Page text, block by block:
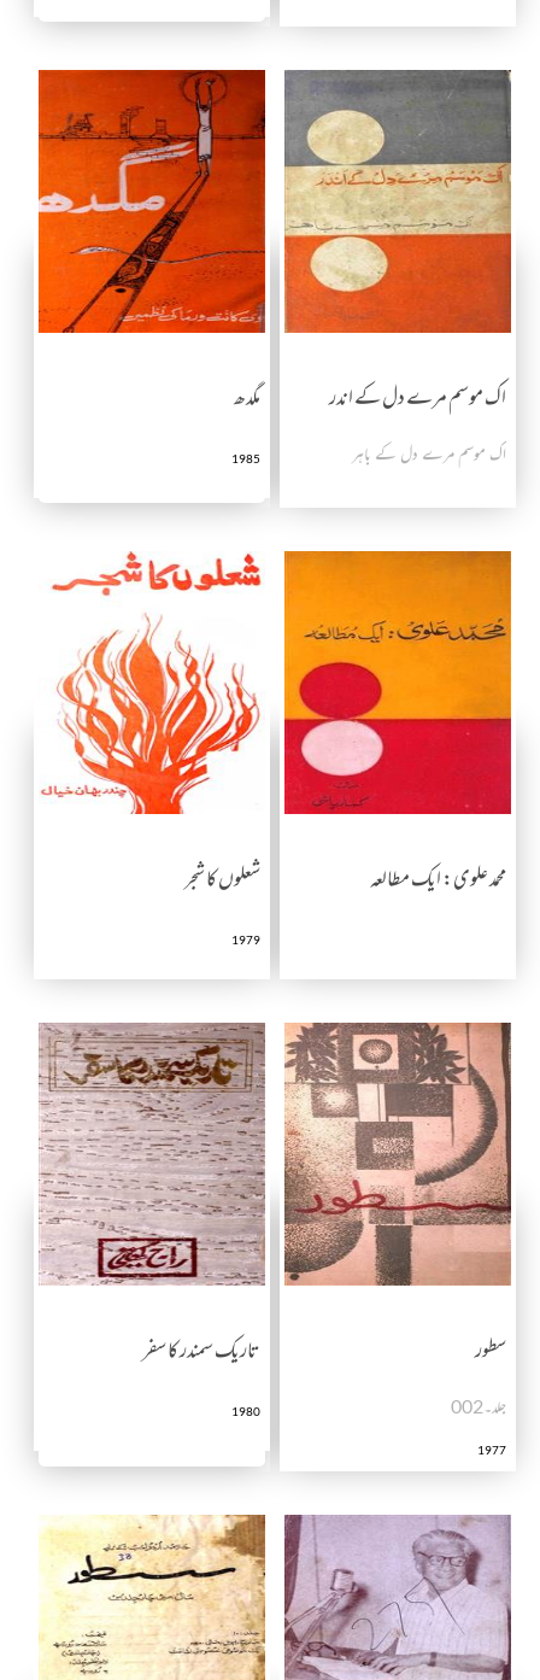
اک موسم مرے دل کے اندر
اک موسم مرے دل کے باہر
مگدھ
1985
محمد علوی: ایک مطالعہ شعلوں کا شجر
1979
سطور
جلد۔002
1977
تاریک سمندر کا سفر
1980